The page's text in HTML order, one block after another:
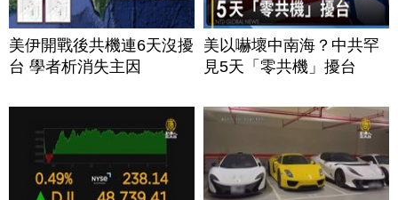
美伊開戰後共機連6天沒擾
台 學者析消失主因
美以嚇壞中南海？中共罕
見5天「零共機」擾台